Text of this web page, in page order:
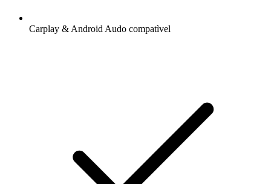
Carplay & Android Audo compatìvel